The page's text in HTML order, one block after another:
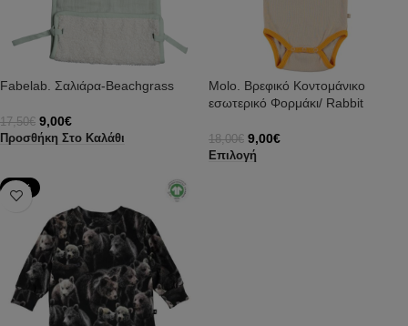
Fabelab. Σαλιάρα-Beachgrass
17,50€ 9,00€
Προσθήκη Στο Καλάθι
Molo. Βρεφικό Κοντομάνικο
εσωτερικό Φορμάκι/ Rabbit
18,00€ 9,00€
Επιλογή
-71%